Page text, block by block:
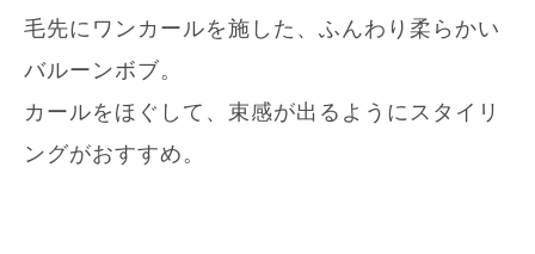
毛先にワンカールを施した、ふんわり柔らかい
バルーンボブ。
カールをほぐして、束感が出るようにスタイリ
ングがおすすめ。